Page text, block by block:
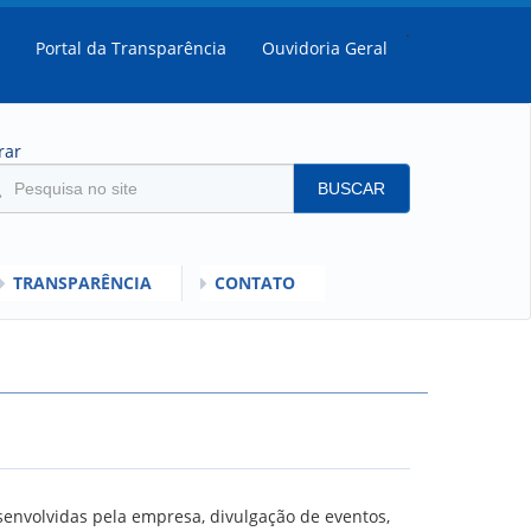
Portal da Transparência Ouvidoria Geral
.
BUSCAR
PLR
DO DESEMPENHO DOS EMPREGADOS DA EMPREL
ORIENTAÇÕES
TRANSPARÊNCIA CONTATO
pela empresa, divulgação de eventos,